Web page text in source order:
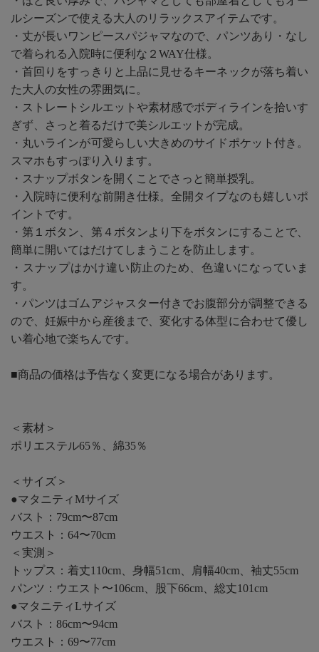
ルシーズンで使える大人のリラックスアイテムです。
・丈が長いワンピースパジャマなので、パンツあり・なし
で着られる入院時に便利な２WAY仕様。
・首回りをすっきりと上品に見せるキーネックが落ち着い
た大人の女性の雰囲気に。
・ストレートシルエットや素材感でボディラインを拾いす
ぎず、さっと着るだけで美シルエットが完成。
・丸いラインが可愛らしい大きめのサイドポケット付き。
スマホもすっぽり入ります。
・スナップボタンを開くことでさっと簡単授乳。
・入院時に便利な前開き仕様。全開タイプなのも嬉しいポ
イントです。
・第１ボタン、第４ボタンより下をボタンにすることで、
簡単に開いてはだけてしまうことを防止します。
・スナップはかけ違い防止のため、色違いになっていま
す。
・パンツはゴムアジャスター付きでお腹部分が調整できる
ので、妊娠中から産後まで、変化する体型に合わせて優し
い着心地で楽ちんです。
■商品の価格は予告なく変更になる場合があります。
＜素材＞
ポリエステル65％、綿35％
＜サイズ＞
●マタニティMサイズ
バスト：79cm〜87cm
ウエスト：64〜70cm
＜実測＞
トップス：着丈110cm、身幅51cm、肩幅40cm、袖丈55cm
パンツ：ウエスト〜106cm、股下66cm、総丈101cm
●マタニティLサイズ
バスト：86cm〜94cm
ウエスト：69〜77cm